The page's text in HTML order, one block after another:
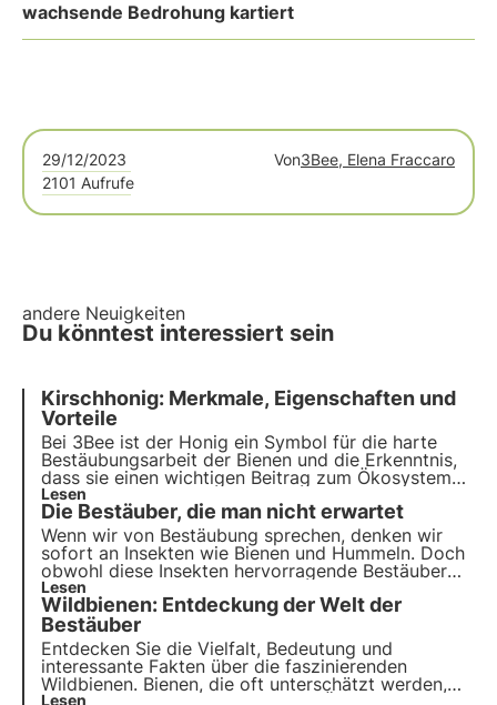
wachsende Bedrohung kartiert
29/12/2023 Von3Bee, Elena Fraccaro
2101 Aufrufe
andere Neuigkeiten
Du könntest interessiert sein
Kirschhonig: Merkmale, Eigenschaften und
Vorteile
Bei 3Bee ist der Honig ein Symbol für die harte
Bestäubungsarbeit der Bienen und die Erkenntnis,
dass sie einen wichtigen Beitrag zum Ökosystem
leisten. Unsere Projekte unterstützen die
biologische Vielfalt und sorgen durch unsere
Züchter für eine gesunde Umwelt für Bestäuber.
Lesen
Die Bestäuber, die man nicht erwartet
Wenn wir von Bestäubung sprechen, denken wir
sofort an Insekten wie Bienen und Hummeln. Doch
obwohl diese Insekten hervorragende Bestäuber
sind, sind sie nicht die einzigen, die zu dieser
wichtigen Ökosystemleistung beitragen.
Lesen
Wildbienen: Entdeckung der Welt der
Bestäuber
Entdecken Sie die Vielfalt, Bedeutung und
interessante Fakten über die faszinierenden
Wildbienen. Bienen, die oft unterschätzt werden,
Lesen